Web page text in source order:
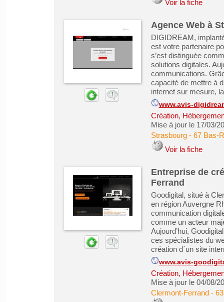
Voir la fiche
Agence Web à
DIGIDREAM,
est votre partenaire
s’est distinguée
solutions digitales.
communications.
capacité de mettre à
internet sur mesure,
www.avis-
Création,
Mise à jour le 17/03/
Strasbourg- 67 Bas-
Voir la fiche
Entreprise de
Ferrand
Goodigital, situé à
en région Auvergne
communication
comme un acteur
Aujourd’hui,
ces spécialistes du
création d´un site
www.avis-
Création,
Mise à jour le 04/08/
Clermont-Ferrand-